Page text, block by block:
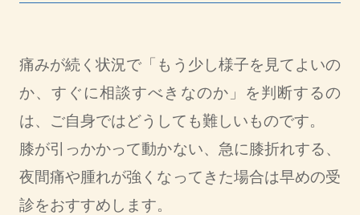
痛みが続く状況で「もう少し様子を見てよいの
か、すぐに相談すべきなのか」を判断するの
は、ご自身ではどうしても難しいものです。
膝が引っかかって動かない、急に膝折れする、
夜間痛や腫れが強くなってきた場合は早めの受
診をおすすめします。